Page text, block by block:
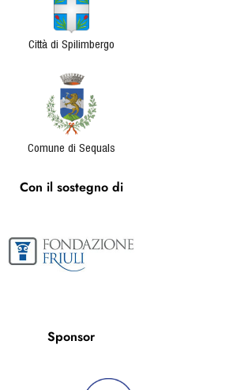
Città di Spilimbergo
Comune di Sequals
Con il sostegno di
Sponsor